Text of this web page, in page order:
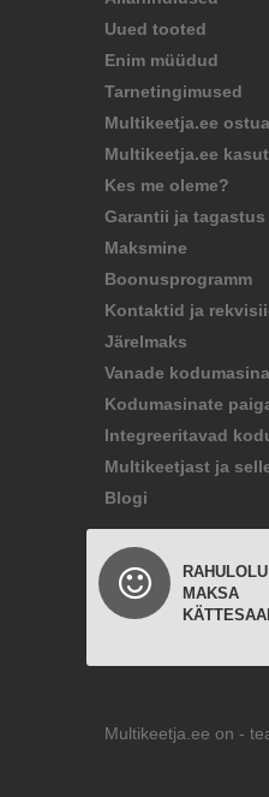
Uued tooted
Enim müüdud
Tarnetingimused
Multikeetja.ee
Multikeetja.ee
Kes me oleme?
Garantii ja tagastus
Maksmine
Boonusprogramm
Kontaktid ja
Järelmaks
Vanade
Kodumasinate
Integreeritavad
Multikeetjast ja
Blogi
Multikeetja.ee on -
MAKSA